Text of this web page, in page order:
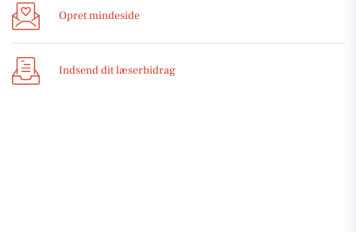
Opret mindeside
Indsend dit læserbidrag